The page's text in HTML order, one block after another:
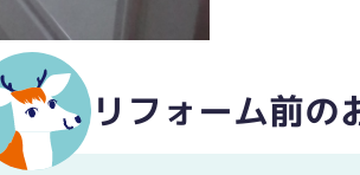
リフォーム前の
解体する浴室を隅々までお掃